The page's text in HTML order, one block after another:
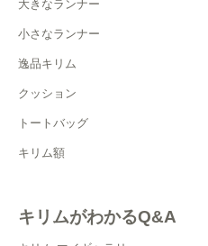
大きなランナー
小さなランナー
逸品キリム
クッション
トートバッグ
キリム額
キリムがわかるQ&A